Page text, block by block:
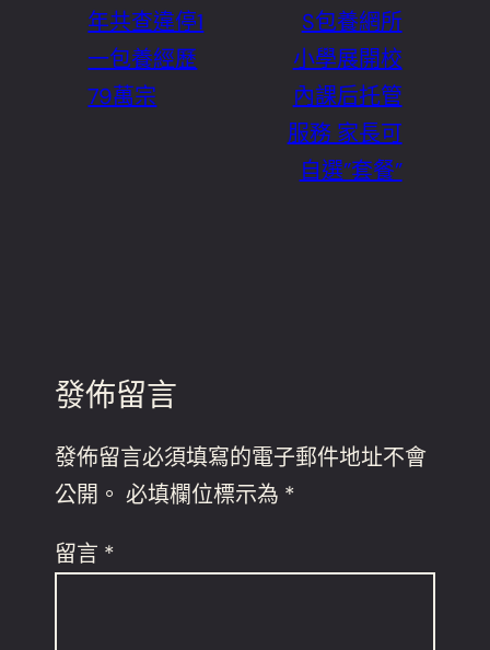
年共查違停1
一包養經歷
79萬宗
S包養網所
小學展開校
內課后托管
服務 家長可
自選”套餐”
發佈留言
發佈留言必須填寫的電子郵件地址不會
公開。 必填欄位標示為 *
留言 *